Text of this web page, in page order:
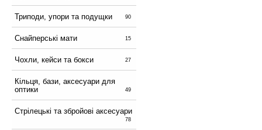
Триподи, упори та подущки 90
Снайперські мати 15
Чохли, кейси та бокси 27
Кільця, бази, аксесуари для
оптики
49
Стрілецькі та збройові аксесуари
78